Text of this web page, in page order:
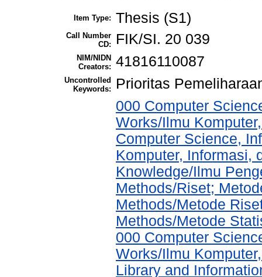
Item Type: Thesis (S1)
Call Number
CD:
FIK/SI. 20 039
NIM/NIDN
Creators: 41816110087
Uncontrolled
Keywords:
Prioritas
000 Computer
Works/Ilmu
Computer Science,
Komputer, Informasi,
Knowledge/Ilmu
Methods/Riset;
Methods/Metode
Methods/Metode
000 Computer
Works/Ilmu
Library and